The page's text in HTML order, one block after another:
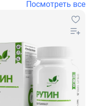
Посмотреть все